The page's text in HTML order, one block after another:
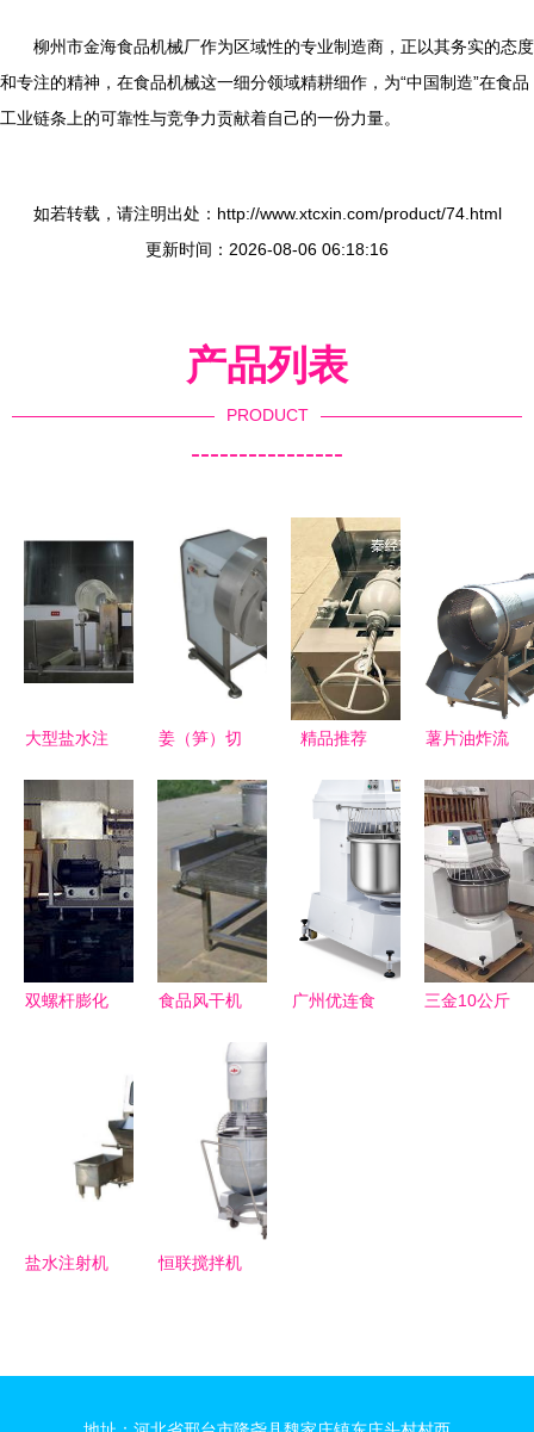
柳州市金海食品机械厂作为区域性的专业制造商，正以其务实的态度
和专注的精神，在食品机械这一细分领域精耕细作，为“中国制造”在食品
工业链条上的可靠性与竞争力贡献着自己的一份力量。
如若转载，请注明出处：http://www.xtcxin.com/product/74.html
更新时间：2026-08-06 06:18:16
产品列表
PRODUCT
----------------
大型盐水注
肉品加工品
质的核心设
备
姜（笋）切
率的餐饮利
器—多麦达
餐饮设备
精品推荐
区永佳食品
机械销售部
——食品机
械领域的可
靠伙伴
薯片油炸流
机械现代化
进程中的高
效助力者
双螺杆膨化
食品风干机
厂家与市场
价格解析
广州优连食
三金10公斤
盐水注射机
恒联搅拌机